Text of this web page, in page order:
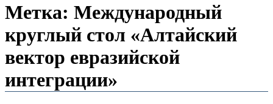
Метка: Международный
круглый стол «Алтайский
вектор евразийской
интеграции»